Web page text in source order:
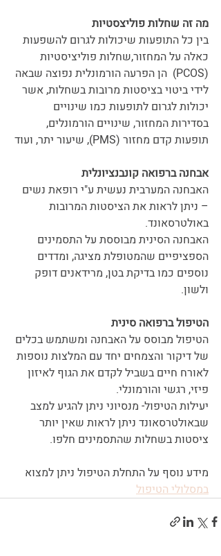
מה זה שחלות פוליצסטיות
בין כל התופעות שיכולות לגרום להשפעות
כאלה על המחזור,שחלות פוליציסטיות
(PCOS)  הן הפרעה הורמונלית נפוצה שבאה
לידי ביטוי בציסטות מרובות בשחלות, אשר
יכולות לגרום לתופעות כמו שינויים
בסדירות המחזור, שינויים הורמונלים,
תופעות קדם מחזור (PMS), שיעור יתר, ועוד
אבחנה ברפואה קונבנציונלית
האבחנה המערבית נעשית ע"י רופאת נשים
– ניתן לראות את הציסטות המרובות
באולטרסאונד.
האבחנה הסינית מבוססת על התסמינים
הספציפיים שהמטופלת מציגה, ומדדים
נוספים כמו בדיקת בטן, מרידאנים דופק
ולשון.
הטיפול ברפואה סינית
הטיפול מבוסס על האבחנה ומשתמש בכלים
של דיקור והצמחים יחד עם המלצות נוספות
לאורח חיים בשביל לקדם את הגוף לאיזון
פיזי, רגשי והורמונלי.
יעילות הטיפול- מנסיוני ניתן להגיע למצב
שבאולטרסאונד ניתן לראות שאין יותר
ציסטות בשחלות שהתסמינים חלפו.
מידע נוסף על התחלת הטיפול ניתן למצוא
במסלולי הטיפול